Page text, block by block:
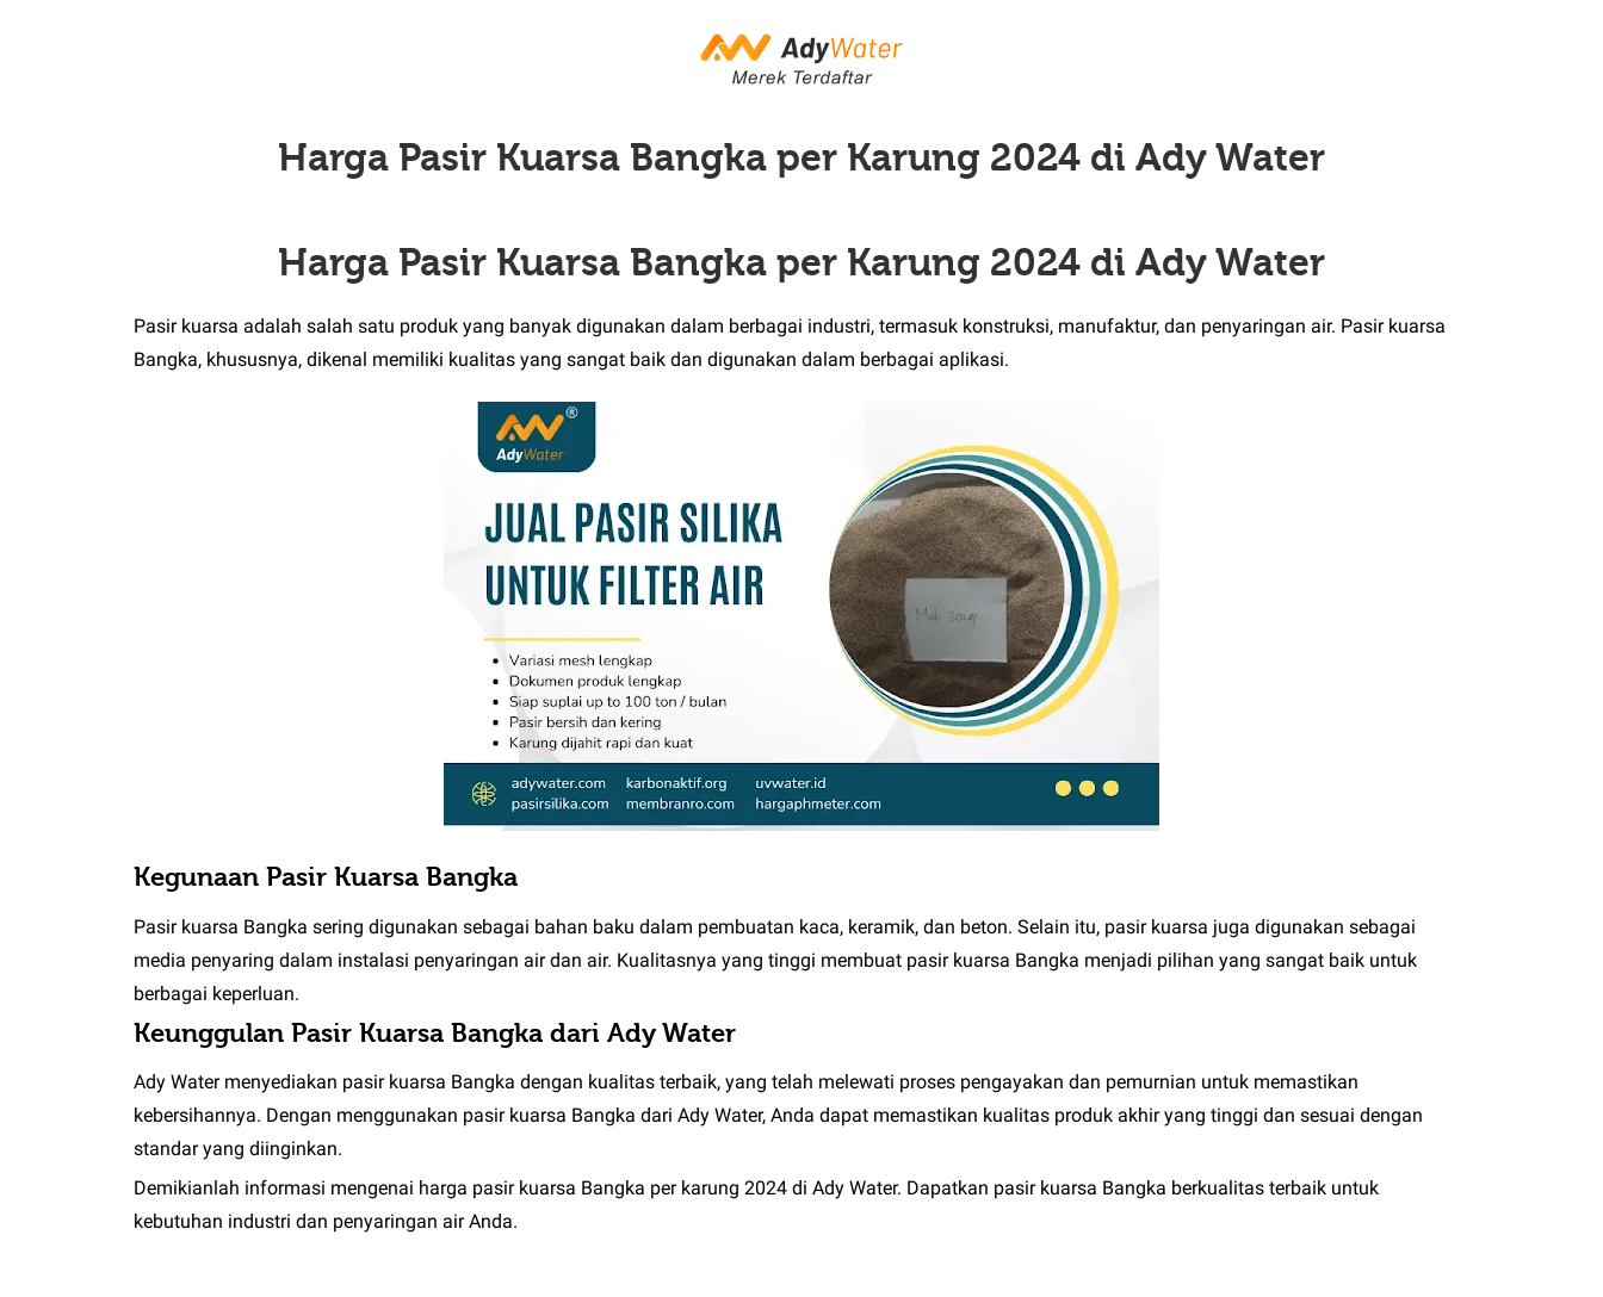
Harga Pasir Kuarsa Bangka per Karung 2024 di Ady Water
Harga Pasir Kuarsa Bangka per Karung 2024 di Ady Water
Pasir kuarsa adalah salah satu produk yang banyak digunakan dalam berbagai industri, termasuk konstruksi, manufaktur, dan penyaringan air. Pasir kuarsa
Bangka, khususnya, dikenal memiliki kualitas yang sangat baik dan digunakan dalam berbagai aplikasi.
Kegunaan Pasir Kuarsa Bangka
Pasir kuarsa Bangka sering digunakan sebagai bahan baku dalam pembuatan kaca, keramik, dan beton. Selain itu, pasir kuarsa juga digunakan sebagai
media penyaring dalam instalasi penyaringan air dan air. Kualitasnya yang tinggi membuat pasir kuarsa Bangka menjadi pilihan yang sangat baik untuk
berbagai keperluan.
Keunggulan Pasir Kuarsa Bangka dari Ady Water
Ady Water menyediakan pasir kuarsa Bangka dengan kualitas terbaik, yang telah melewati proses pengayakan dan pemurnian untuk memastikan
kebersihannya. Dengan menggunakan pasir kuarsa Bangka dari Ady Water, Anda dapat memastikan kualitas produk akhir yang tinggi dan sesuai dengan
standar yang diinginkan.
Demikianlah informasi mengenai harga pasir kuarsa Bangka per karung 2024 di Ady Water. Dapatkan pasir kuarsa Bangka berkualitas terbaik untuk
kebutuhan industri dan penyaringan air Anda.